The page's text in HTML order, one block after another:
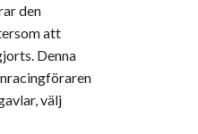
den
att
Denna
välj